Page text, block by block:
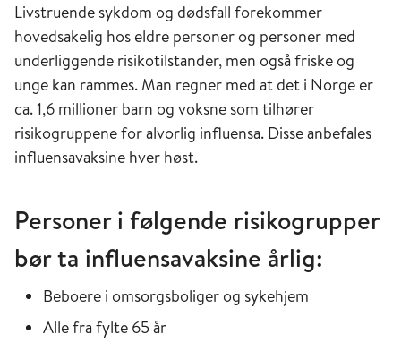
Livstruende sykdom og dødsfall forekommer
hovedsakelig hos eldre personer og personer med
underliggende risikotilstander, men også friske og
unge kan rammes. Man regner med at det i Norge er
ca. 1,6 millioner barn og voksne som tilhører
risikogruppene for alvorlig influensa. Disse anbefales
influensavaksine hver høst.
Personer i følgende risikogrupper
bør ta influensavaksine årlig:
Beboere i omsorgsboliger og sykehjem
Alle fra fylte 65 år